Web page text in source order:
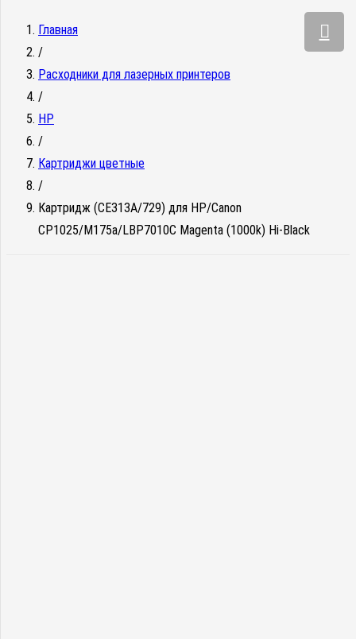
Главная
/
Расходники для лазерных принтеров
/
HP
/
Картриджи цветные
/
Картридж (CE313A/729) для HP/Canon
CP1025/M175a/LBP7010C Magenta (1000k) Hi-Black